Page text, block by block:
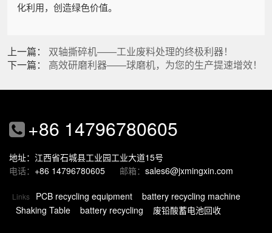
化利用，创造绿色价值。
上一篇： 双轴撕碎机——工业废料处理的终极利器！
下一篇： 高效研磨利器——球磨机，为您的生产提速增效！
+86 14796780605
地址：江西省石城县工业园工业大道15号
电话： +86 14796780605 邮箱： sales6@jxmingxin.com
Links PCB recycling equipment
battery recycling machine
Shaking Table
battery recycling 废铅酸蓄电池回收